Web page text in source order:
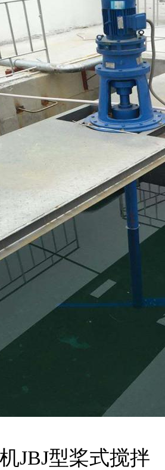
JBJ型桨式搅拌